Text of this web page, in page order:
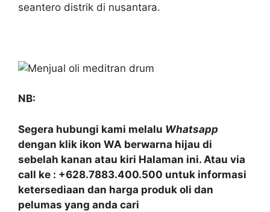
seantero distrik di nusantara.
NB:
Segera hubungi kami melalu Whatsapp
dengan klik ikon WA berwarna hijau di
sebelah kanan atau kiri Halaman ini. Atau via
call ke : +628.7883.400.500 untuk informasi
ketersediaan dan harga produk oli dan
pelumas yang anda cari